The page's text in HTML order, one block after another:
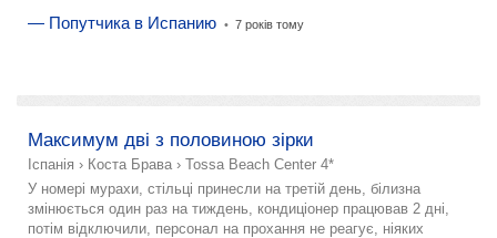
— Попутчика в Испанию • 7 років тому
Максимум дві з половиною зірки
Іспанія › Коста Брава › Tossa Beach Center 4*
У номері мурахи, стільці принесли на третій день, білизна
змінюється один раз на тиждень, кондиціонер працював 2 дні,
потім відключили, персонал на прохання не реагує, ніяких